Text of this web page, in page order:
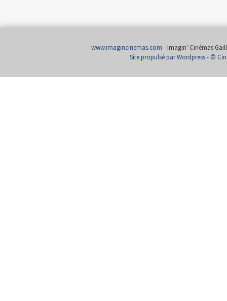
www.imagincinemas.com - Imagin' Cinémas
Site propulsé par Wordpress- ©